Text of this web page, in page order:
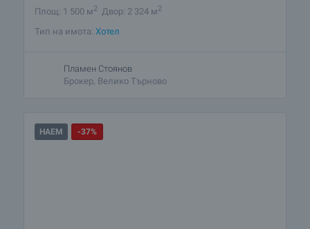
Площ: 1 500 м2 Двор: 2 324 м2
Тип на имота: Хотел
Пламен Стоянов
Брокер, Велико Търново
НАЕМ -37%